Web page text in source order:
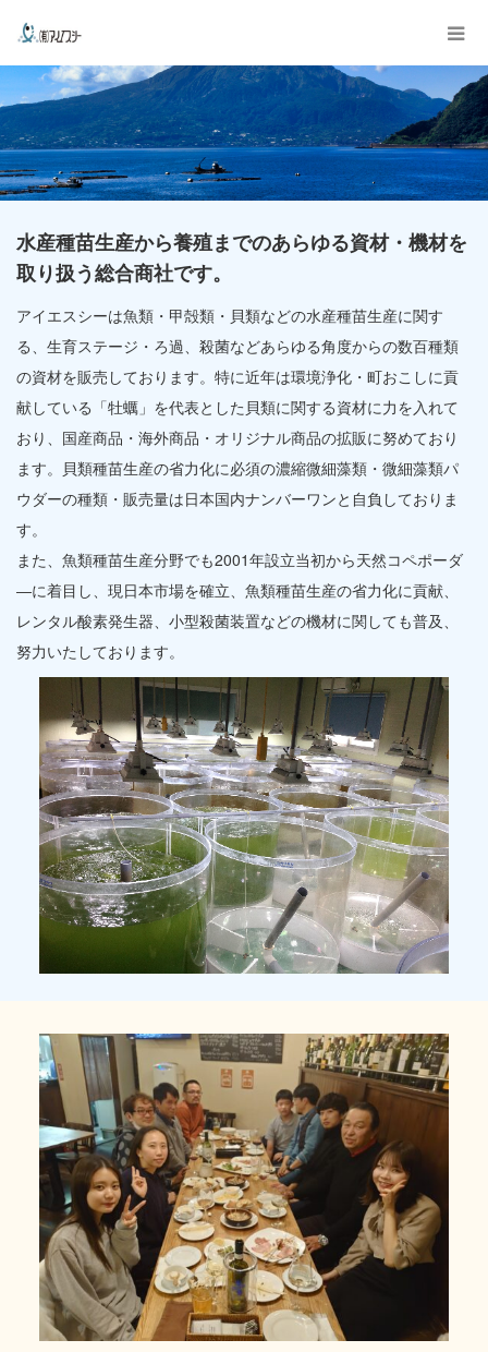
水産種苗生産から養殖までのあらゆる資材・機材を
取り扱う総合商社です。
アイエスシーは魚類・甲殻類・貝類などの水産種苗生産に関す
る、生育ステージ・ろ過、殺菌などあらゆる角度からの数百種類
の資材を販売しております。特に近年は環境浄化・町おこしに貢
献している「牡蠣」を代表とした貝類に関する資材に力を入れて
おり、国産商品・海外商品・オリジナル商品の拡販に努めており
ます。貝類種苗生産の省力化に必須の濃縮微細藻類・微細藻類パ
ウダーの種類・販売量は日本国内ナンバーワンと自負しておりま
す。
また、魚類種苗生産分野でも2001年設立当初から天然コペポーダ
―に着目し、現日本市場を確立、魚類種苗生産の省力化に貢献、
レンタル酸素発生器、小型殺菌装置などの機材に関しても普及、
努力いたしております。